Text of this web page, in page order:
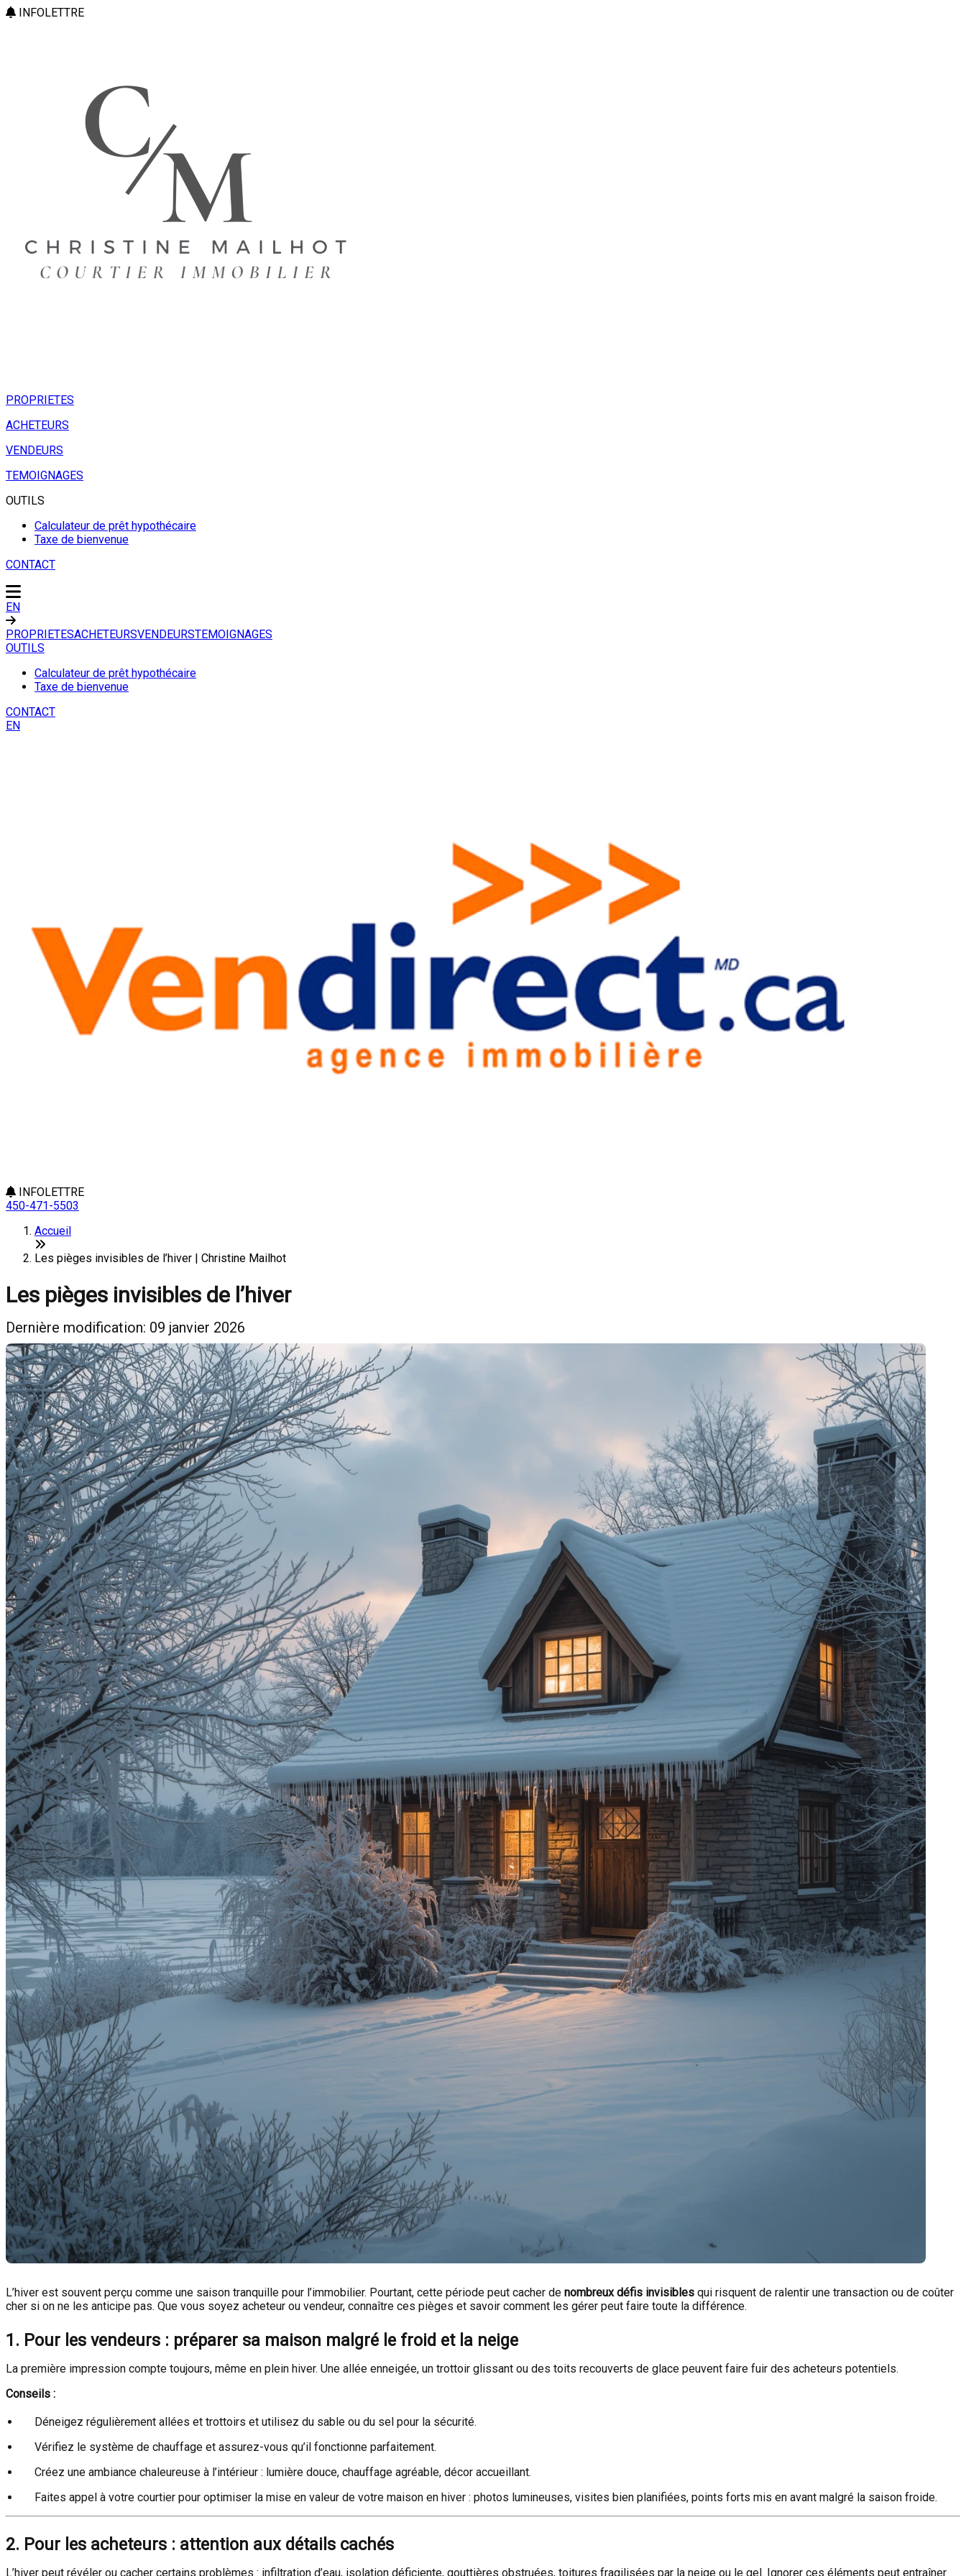
INFOLETTRE
PROPRIETES
ACHETEURS
VENDEURS
TEMOIGNAGES
OUTILS
Calculateur de prêt hypothécaire
Taxe de bienvenue
CONTACT
EN
PROPRIETESACHETEURSVENDEURSTEMOIGNAGES
OUTILS
Calculateur de prêt hypothécaire
Taxe de bienvenue
CONTACT
EN
INFOLETTRE
450-471-5503
Accueil
Les pièges invisibles de l’hiver | Christine Mailhot
Les pièges invisibles de l’hiver
Dernière modification: 09 janvier 2026
L’hiver est souvent perçu comme une saison tranquille pour l’immobilier. Pourtant, cette période peut cacher de nombreux défis invisibles qui risquent de ralentir une transaction ou de coûter
cher si on ne les anticipe pas. Que vous soyez acheteur ou vendeur, connaître ces pièges et savoir comment les gérer peut faire toute la différence.
1. Pour les vendeurs : préparer sa maison malgré le froid et la neige
La première impression compte toujours, même en plein hiver. Une allée enneigée, un trottoir glissant ou des toits recouverts de glace peuvent faire fuir des acheteurs potentiels.
Conseils :
Déneigez régulièrement allées et trottoirs et utilisez du sable ou du sel pour la sécurité.
Vérifiez le système de chauffage et assurez-vous qu’il fonctionne parfaitement.
Créez une ambiance chaleureuse à l’intérieur : lumière douce, chauffage agréable, décor accueillant.
Faites appel à votre courtier pour optimiser la mise en valeur de votre maison en hiver : photos lumineuses, visites bien planifiées, points forts mis en avant malgré la saison froide.
2. Pour les acheteurs : attention aux détails cachés
L’hiver peut révéler ou cacher certains problèmes : infiltration d’eau, isolation déficiente, gouttières obstruées, toitures fragilisées par la neige ou le gel. Ignorer ces éléments peut entraîner